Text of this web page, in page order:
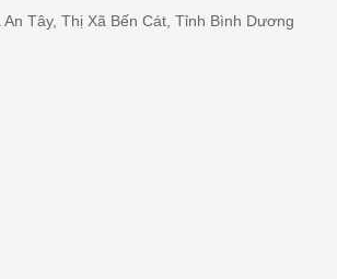
An Tây, Thị Xã Bến Cát, Tỉnh Bình Dương